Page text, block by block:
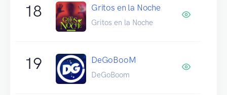
18 Gritos en la Noche
Gritos en la Noche
19 DeGoBooM
DeGoBoom